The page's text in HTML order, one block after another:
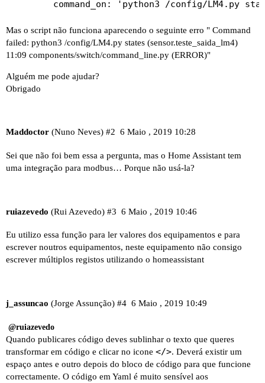
Mas o script não funciona aparecendo o seguinte erro " Command
failed: python3 /config/LM4.py states (sensor.teste_saida_lm4)
11:09 components/switch/command_line.py (ERROR)"
Alguém me pode ajudar?
Obrigado
Maddoctor (Nuno Neves) 6 Maio , 2019 10:28
#2
Sei que não foi bem essa a pergunta, mas o Home Assistant tem
uma integração para modbus… Porque não usá-la?
ruiazevedo (Rui Azevedo) 6 Maio , 2019 10:46
#3
Eu utilizo essa função para ler valores dos equipamentos e para
escrever noutros equipamentos, neste equipamento não consigo
escrever múltiplos registos utilizando o homeassistant
j_assuncao (Jorge Assunção) 6 Maio , 2019 10:49
#4
@ruiazevedo
Quando publicares código deves sublinhar o texto que queres
transformar em código e clicar no icone </>. Deverá existir um
espaço antes e outro depois do bloco de código para que funcione
correctamente. O código em Yaml é muito sensível aos